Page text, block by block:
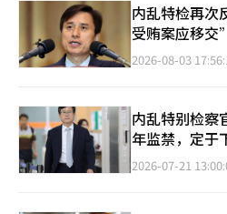
内乱特检再次
受贿案应移交”
2026-08-03
内乱特别检察
年监禁，定于
2026-07-21